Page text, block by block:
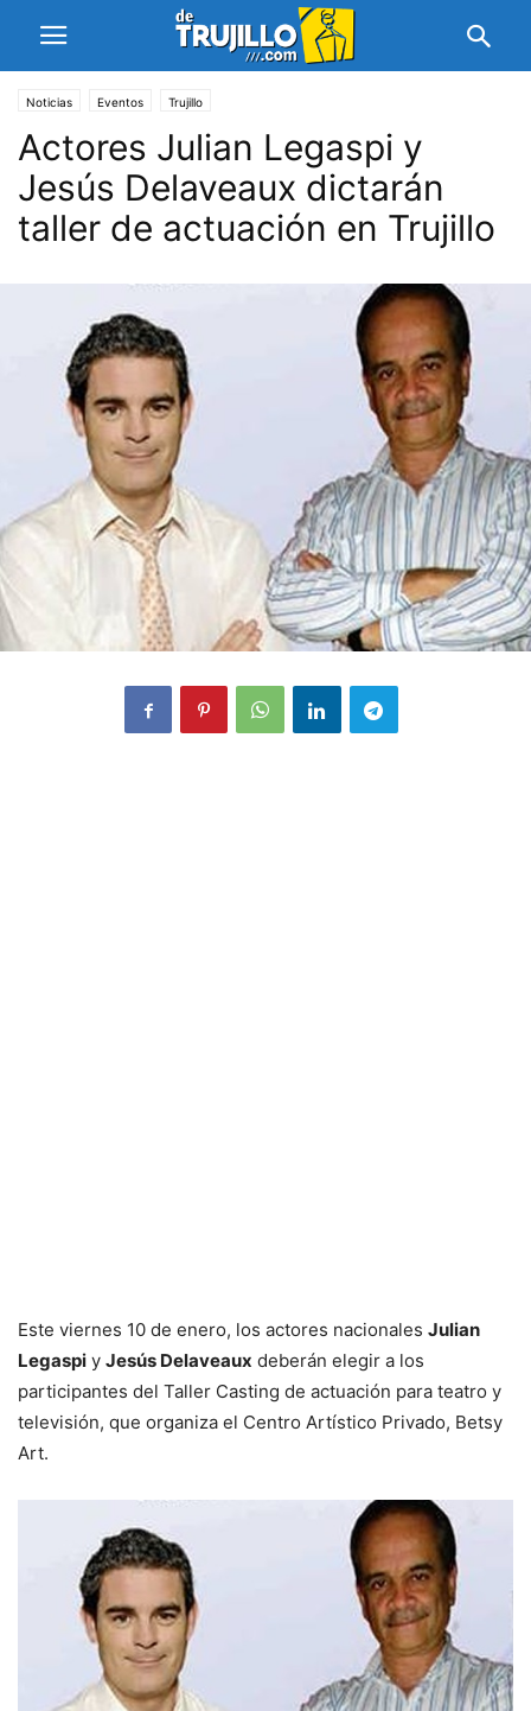
Noticias Eventos Trujillo
Actores Julian Legaspi y
Jesús Delaveaux dictarán
taller de actuación en Trujillo
Este viernes 10 de enero, los actores nacionales Julian
Legaspi y Jesús Delaveaux deberán elegir a los
participantes del Taller Casting de actuación para teatro y
televisión, que organiza el Centro Artístico Privado, Betsy
Art.